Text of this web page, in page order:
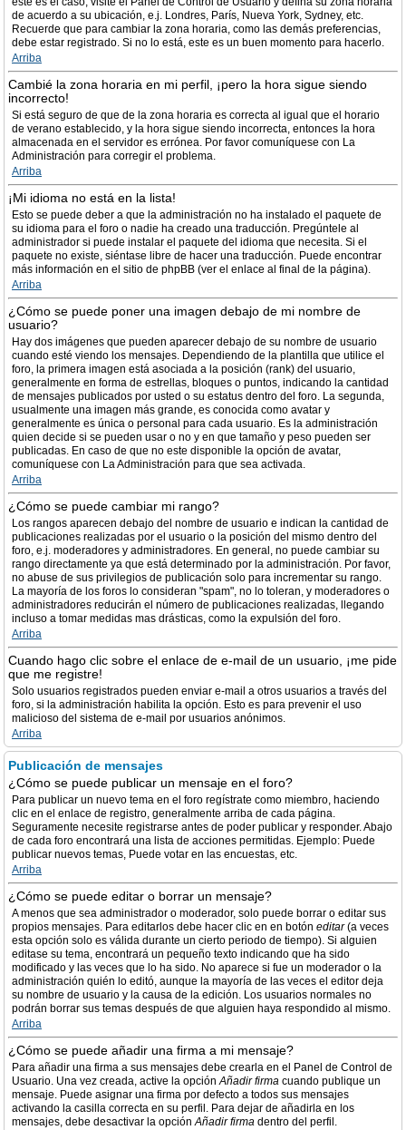
de acuerdo a su ubicación, e.j. Londres, París, Nueva York, Sydney, etc.
Recuerde que para cambiar la zona horaria, como las demás preferencias,
debe estar registrado. Si no lo está, este es un buen momento para hacerlo.
Arriba
Cambié la zona horaria en mi perfil, ¡pero la hora sigue siendo
incorrecto!
Si está seguro de que de la zona horaria es correcta al igual que el horario
de verano establecido, y la hora sigue siendo incorrecta, entonces la hora
almacenada en el servidor es errónea. Por favor comuníquese con La
Administración para corregir el problema.
Arriba
¡Mi idioma no está en la lista!
Esto se puede deber a que la administración no ha instalado el paquete de
su idioma para el foro o nadie ha creado una traducción. Pregúntele al
administrador si puede instalar el paquete del idioma que necesita. Si el
paquete no existe, siéntase libre de hacer una traducción. Puede encontrar
más información en el sitio de phpBB (ver el enlace al final de la página).
Arriba
¿Cómo se puede poner una imagen debajo de mi nombre de
usuario?
Hay dos imágenes que pueden aparecer debajo de su nombre de usuario
cuando esté viendo los mensajes. Dependiendo de la plantilla que utilice el
foro, la primera imagen está asociada a la posición (rank) del usuario,
generalmente en forma de estrellas, bloques o puntos, indicando la cantidad
de mensajes publicados por usted o su estatus dentro del foro. La segunda,
usualmente una imagen más grande, es conocida como avatar y
generalmente es única o personal para cada usuario. Es la administración
quien decide si se pueden usar o no y en que tamaño y peso pueden ser
publicadas. En caso de que no este disponible la opción de avatar,
comuníquese con La Administración para que sea activada.
Arriba
¿Cómo se puede cambiar mi rango?
Los rangos aparecen debajo del nombre de usuario e indican la cantidad de
publicaciones realizadas por el usuario o la posición del mismo dentro del
foro, e.j. moderadores y administradores. En general, no puede cambiar su
rango directamente ya que está determinado por la administración. Por favor,
no abuse de sus privilegios de publicación solo para incrementar su rango.
La mayoría de los foros lo consideran "spam", no lo toleran, y moderadores o
administradores reducirán el número de publicaciones realizadas, llegando
incluso a tomar medidas mas drásticas, como la expulsión del foro.
Arriba
Cuando hago clic sobre el enlace de e-mail de un usuario, ¡me pide
que me registre!
Solo usuarios registrados pueden enviar e-mail a otros usuarios a través del
foro, si la administración habilita la opción. Esto es para prevenir el uso
malicioso del sistema de e-mail por usuarios anónimos.
Arriba
Publicación de mensajes
¿Cómo se puede publicar un mensaje en el foro?
Para publicar un nuevo tema en el foro regístrate como miembro, haciendo
clic en el enlace de registro, generalmente arriba de cada página.
Seguramente necesite registrarse antes de poder publicar y responder. Abajo
de cada foro encontrará una lista de acciones permitidas. Ejemplo: Puede
publicar nuevos temas, Puede votar en las encuestas, etc.
Arriba
¿Cómo se puede editar o borrar un mensaje?
A menos que sea administrador o moderador, solo puede borrar o editar sus
propios mensajes. Para editarlos debe hacer clic en en botón editar(a veces
esta opción solo es válida durante un cierto periodo de tiempo). Si alguien
editase su tema, encontrará un pequeño texto indicando que ha sido
modificado y las veces que lo ha sido. No aparece si fue un moderador o la
administración quién lo editó, aunque la mayoría de las veces el editor deja
su nombre de usuario y la causa de la edición. Los usuarios normales no
podrán borrar sus temas después de que alguien haya respondido al mismo.
Arriba
¿Cómo se puede añadir una firma a mi mensaje?
Para añadir una firma a sus mensajes debe crearla en el Panel de Control de
Usuario. Una vez creada, active la opciónAñadir firma cuando publique un
mensaje. Puede asignar una firma por defecto a todos sus mensajes
activando la casilla correcta en su perfil. Para dejar de añadirla en los
mensajes, debe desactivar la opciónAñadir firma dentro del perfil.